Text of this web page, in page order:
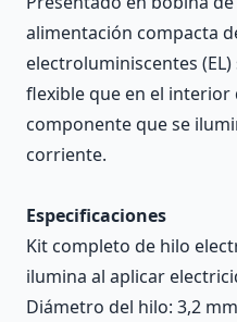
alimentación compacta
electroluminiscentes
flexible que en el interior
componente que se
corriente.
Especificaciones
Kit completo de hilo
ilumina al aplicar
Diámetro del hilo: 3,2